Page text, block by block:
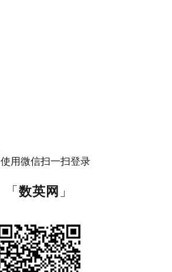
使用微信扫一扫登录
「数英网 」